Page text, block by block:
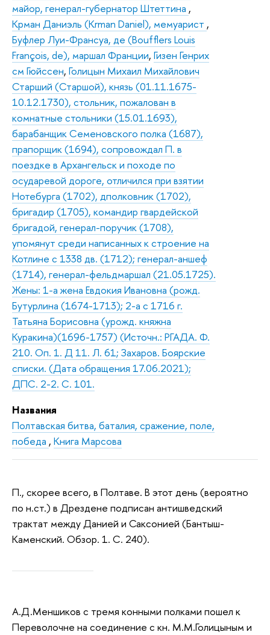
майор, генерал-губернатор Штеттина ,
Крман Даниэль (Krman Daniel), мемуарист ,
Буфлер Луи-Франсуа, де (Boufflers Louis
François, de), маршал Франции, Гизен Генрих
см Гюйссен, Голицын Михаил Михайлович
Старший (Старшой), князь (01.11.1675-
10.12.1730), стольник, пожалован в
комнатные стольники (15.01.1693),
барабанщик Семеновского полка (1687),
прапорщик (1694), сопровождал П. в
поездке в Архангельск и походе по
осударевой дороге, отличился при взятии
Нотебурга (1702), дполковник (1702),
бригадир (1705), командир гвардейской
бригадой, генерал-поручик (1708),
упомянут среди написанных к строение на
Котлине с 1338 дв. (1712); генерал-аншеф
(1714), генерал-фельдмаршал (21.05.1725).
Жены: 1-а жена Евдокия Ивановна (рожд.
Бутурлина (1674-1713); 2-а с 1716 г.
Татьяна Борисовна (урожд. княжна
Куракина)(1696-1757) (Источн.: РГАДА. Ф.
210. Оп. 1. Д 11. Л. 61; Захаров. Боярские
списки. (Дата обращения 17.06.2021);
ДПС. 2-2. С. 101.
Названия
Полтавская битва, баталия, сражение, поле,
победа , Книга Марсова
П., скорее всего, в Полтаве. В этот день (вероятно
по н.ст.) в Дрездене подписан антишведский
трактат между Данией и Саксонией (Бантыш-
Каменский. Обзор. 1. С. 240).
А.Д.Меншиков с тремя конными полками пошел к
Переволочне на соединение с кн. М.М.Голицыным и